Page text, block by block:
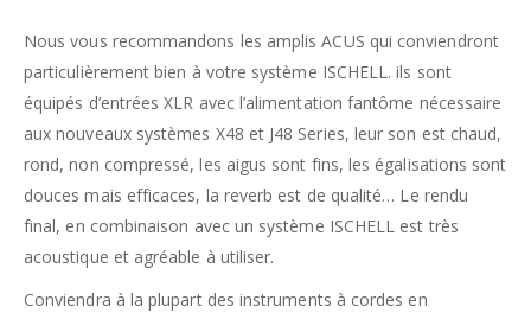
Nous vous recommandons les amplis ACUS qui conviendront
particulièrement bien à votre système ISCHELL. ils sont
équipés d’entrées XLR avec l’alimentation fantôme nécessaire
aux nouveaux systèmes X48 et J48 Series, leur son est chaud,
rond, non compressé, les aigus sont fins, les égalisations sont
douces mais efficaces, la reverb est de qualité… Le rendu
final, en combinaison avec un système ISCHELL est très
acoustique et agréable à utiliser.
Conviendra à la plupart des instruments à cordes en